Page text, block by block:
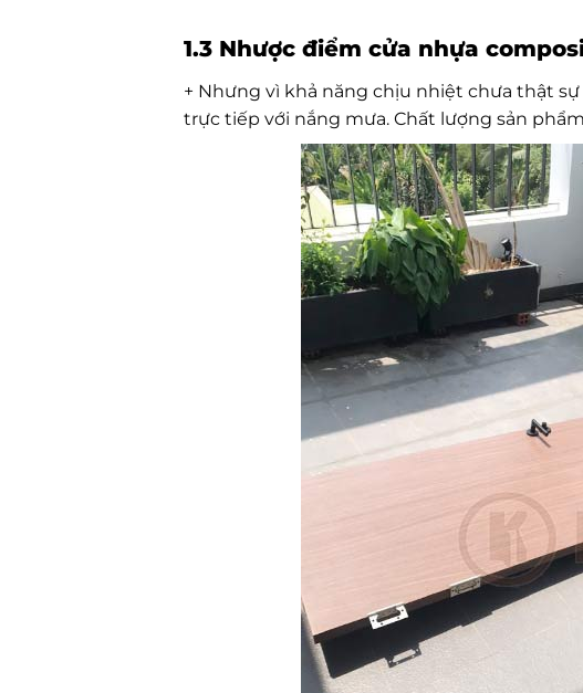
1.3 Nhược điểm cửa nhựa
+ Nhưng vì khả năng chịu nhiệt chưa thật sự
trực tiếp với nắng mưa. Chất lượng sản